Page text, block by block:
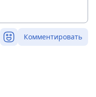
Комментировать